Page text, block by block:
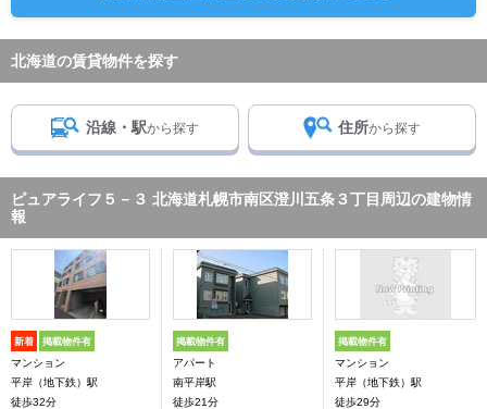
北海道の賃貸物件を探す
沿線・駅から探す 住所から探す
ピュアライフ５－３ 北海道札幌市南区澄川五条３丁目周辺の建物情
報
新着 掲載物件有
マンション
平岸（地下鉄）駅
徒歩32分
掲載物件有
アパート
南平岸駅
徒歩21分
掲載物件有
マンション
平岸（地下鉄）駅
徒歩29分